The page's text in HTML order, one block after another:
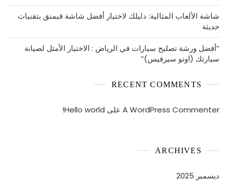
شاشة الألعاب المثالية: دليلك لاختيار أفضل شاشة قيمنق بتقنيات
حديثة
“أفضل ورشة تصليح سيارات في الرياض : الاختيار الأمثل لصيانة
سيارتك (اوتو سيرفيس)”
RECENT COMMENTS
A WordPress Commenter على Hello world!
ARCHIVES
ديسمبر 2025